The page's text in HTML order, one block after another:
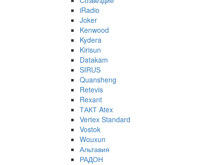
iRadio
Joker
Kenwood
Kydera
Kirisun
Datakam
SIRUS
Quansheng
Retevis
Rexant
ТАКТ Atex
Vertex Standard
Vostok
Wouxun
Альтавия
РАДОН